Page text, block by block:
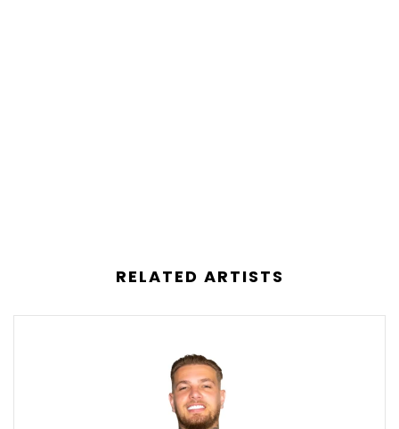
RELATED ARTISTS